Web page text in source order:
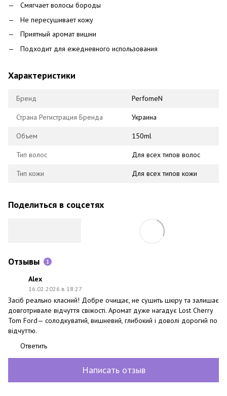
Смягчает волосы бороды
Не пересушивает кожу
Приятный аромат вишни
Подходит для ежедневного использования
Характеристики
Бренд PerfomeN
Страна Регистрация Бренда Украина
Объем 150ml
Тип волос Для всех типов волос
Тип кожи Для всех типов кожи
Поделиться в соцсетях
Отзывы 1
Alex
16.02.2026 в 18:27
Засіб реально класний! Добре очищає, не сушить шкіру та залишає
довготривале відчуття свіжості. Аромат дуже нагадує Lost Cherry
Tom Ford— солодкуватий, вишневий, глибокий і доволі дорогий по
відчуттю.
Ответить
Написать отзыв